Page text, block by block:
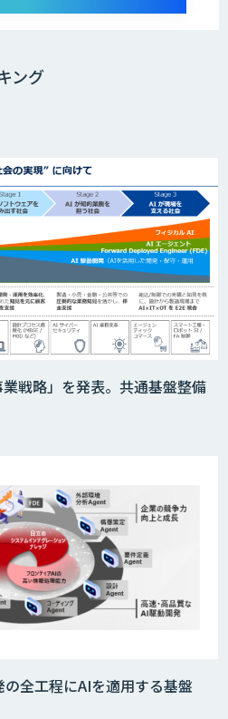
化型オーダーメイドAI開発（知
電気回路/CAD/外観検査）
知AI
＋業務最適化AIシステム
』
ング
戦略」を発表。共通基盤整備
全工程にAIを適用する基盤